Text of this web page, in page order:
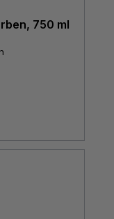
750 ml